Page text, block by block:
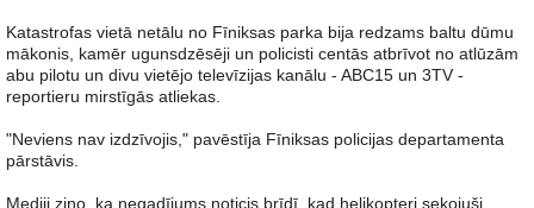
Katastrofas vietā netālu no Fīniksas parka bija redzams baltu dūmu
mākonis, kamēr ugunsdzēsēji un policisti centās atbrīvot no atlūzām
abu pilotu un divu vietējo televīzijas kanālu - ABC15 un 3TV -
reportieru mirstīgās atliekas.
"Neviens nav izdzīvojis," pavēstīja Fīniksas policijas departamenta
pārstāvis.
Mediji ziņo, ka negadījums noticis brīdī, kad helikopteri sekojuši